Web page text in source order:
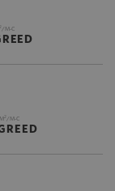
/M-C
2 /M-C